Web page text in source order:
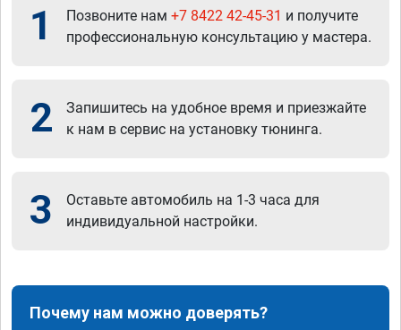
1 Позвоните нам +7 8422 42-45-31 и получите
профессиональную консультацию у мастера.
2
Запишитесь на удобное время и приезжайте
к нам в сервис на установку тюнинга.
3
Оставьте автомобиль на 1-3 часа для
индивидуальной настройки.
Почему нам можно доверять?